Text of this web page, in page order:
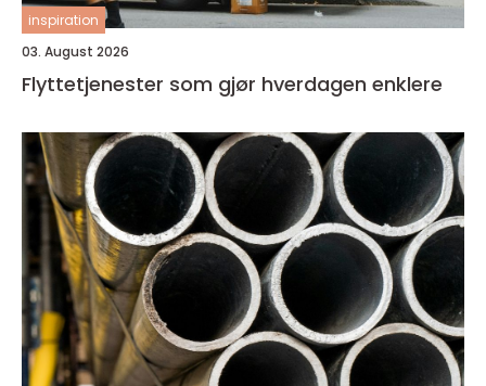
inspiration
03. August 2026
Flyttetjenester som gjør hverdagen enklere